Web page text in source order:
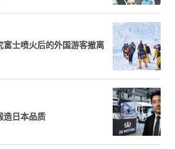
富士喷火后的外国游客撤离
造日本品质